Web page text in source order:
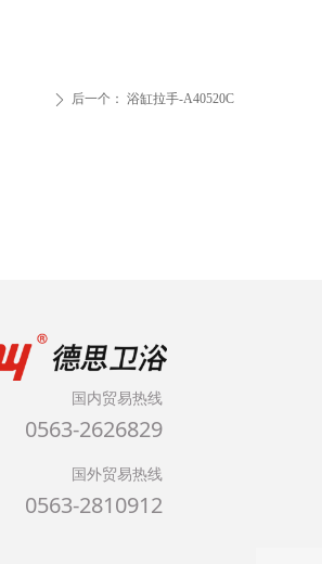
ꄲ 后一个： 浴缸拉手-A40520C
国内贸易热线
0563-2626829
国外贸易热线
0563-2810912